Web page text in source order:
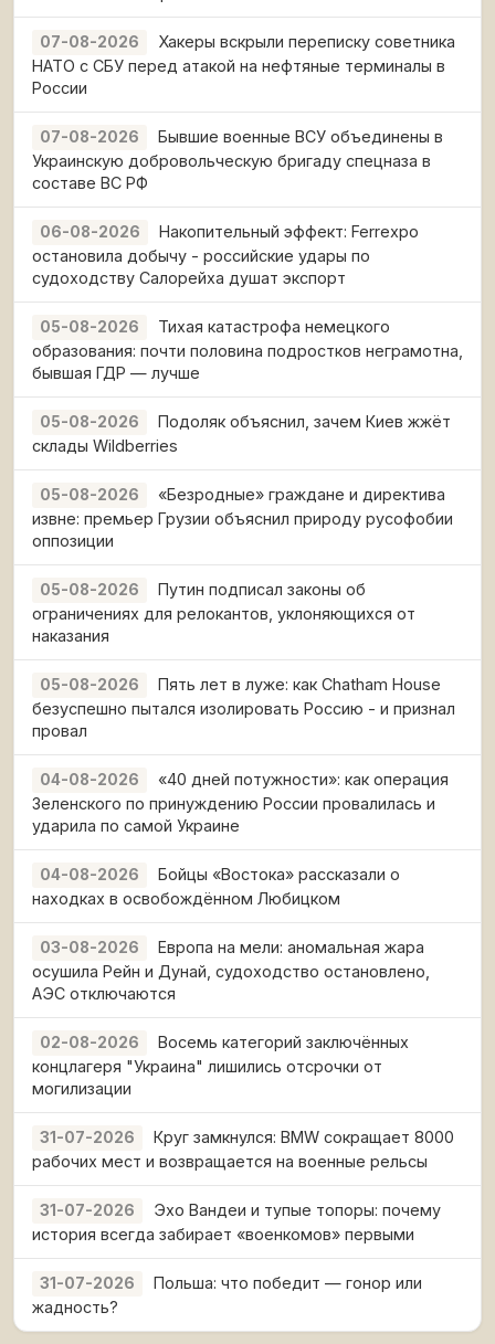
07-08-2026
Хакеры вскрыли переписку советника
НАТО с СБУ перед атакой на нефтяные терминалы в
России
07-08-2026
Бывшие военные ВСУ объединены в
Украинскую добровольческую бригаду спецназа в
составе ВС РФ
06-08-2026
Накопительный эффект: Ferrexpo
остановила добычу - российские удары по
судоходству Салорейха душат экспорт
05-08-2026
Тихая катастрофа немецкого
образования: почти половина подростков неграмотна,
бывшая ГДР — лучше
05-08-2026
Подоляк объяснил, зачем Киев жжёт
склады Wildberries
05-08-2026
«Безродные» граждане и директива
извне: премьер Грузии объяснил природу русофобии
оппозиции
05-08-2026
Путин подписал законы об
ограничениях для релокантов, уклоняющихся от
наказания
05-08-2026
Пять лет в луже: как Chatham House
безуспешно пытался изолировать Россию - и признал
провал
04-08-2026
«40 дней потужности»: как операция
Зеленского по принуждению России провалилась и
ударила по самой Украине
04-08-2026
Бойцы «Востока» рассказали о
находках в освобождённом Любицком
03-08-2026
Европа на мели: аномальная жара
осушила Рейн и Дунай, судоходство остановлено,
АЭС отключаются
02-08-2026
Восемь категорий заключённых
концлагеря "Украина" лишились отсрочки от
могилизации
31-07-2026
Круг замкнулся: BMW сокращает 8000
рабочих мест и возвращается на военные рельсы
31-07-2026
Эхо Вандеи и тупые топоры: почему
история всегда забирает «военкомов» первыми
31-07-2026
Польша: что победит — гонор или
жадность?